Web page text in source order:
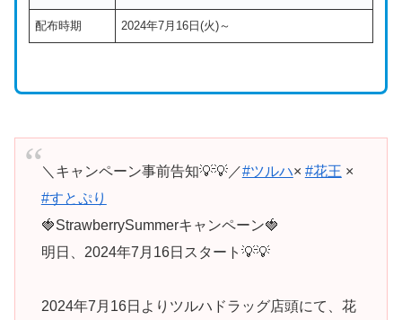
配布時期 2024年7月16日(火)～
＼キャンペーン事前告知💡💡／#ツルハ× #花王 ×
#すとぷり
🍓StrawberrySummerキャンペーン🍓
明日、2024年7月16日スタート💡💡
2024年7月16日よりツルハドラッグ店頭にて、花